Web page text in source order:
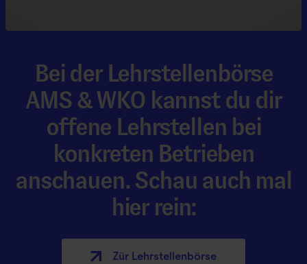
Bei der Lehrstellenbörse
AMS & WKO kannst du dir
offene Lehrstellen bei
konkreten Betrieben
anschauen. Schau auch mal
hier rein:
Zür Lehrstellen­börse